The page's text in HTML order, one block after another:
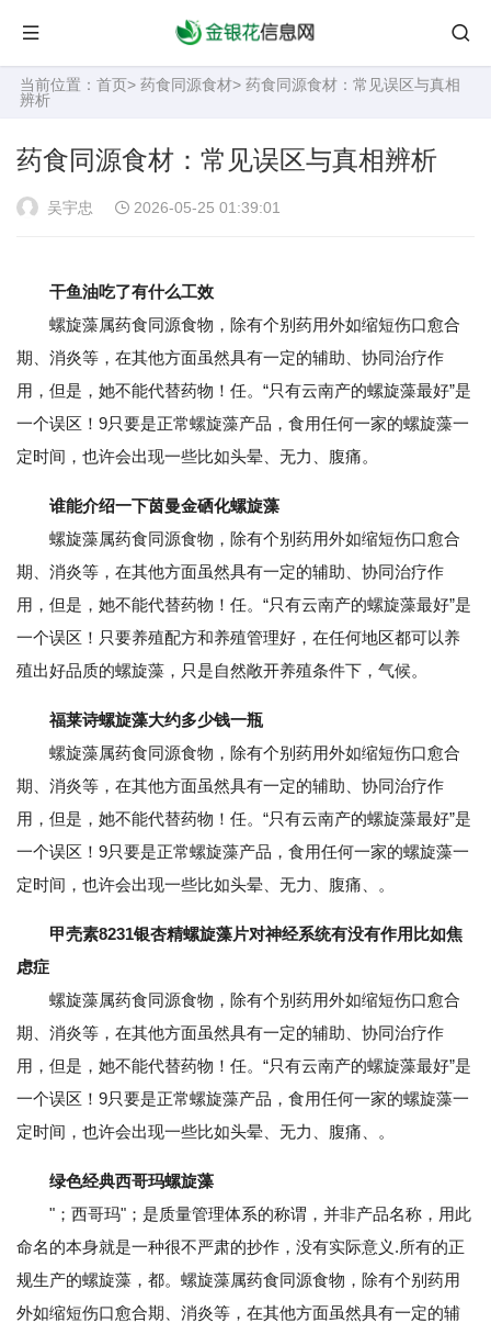
当前位置： 首页> 药食同源食材> 药食同源食材：常见误区与真相
辨析
药食同源食材：常见误区与真相辨析
吴宇忠 2026-05-25 01:39:01
干鱼油吃了有什么工效
螺旋藻属药食同源食物，除有个别药用外如缩短伤口愈合
期、消炎等，在其他方面虽然具有一定的辅助、协同治疗作
用，但是，她不能代替药物！任。“只有云南产的螺旋藻最好”是
一个误区！9只要是正常螺旋藻产品，食用任何一家的螺旋藻一
定时间，也许会出现一些比如头晕、无力、腹痛。
谁能介绍一下茵曼金硒化螺旋藻
螺旋藻属药食同源食物，除有个别药用外如缩短伤口愈合
期、消炎等，在其他方面虽然具有一定的辅助、协同治疗作
用，但是，她不能代替药物！任。“只有云南产的螺旋藻最好”是
一个误区！只要养殖配方和养殖管理好，在任何地区都可以养
殖出好品质的螺旋藻，只是自然敞开养殖条件下，气候。
福莱诗螺旋藻大约多少钱一瓶
螺旋藻属药食同源食物，除有个别药用外如缩短伤口愈合
期、消炎等，在其他方面虽然具有一定的辅助、协同治疗作
用，但是，她不能代替药物！任。“只有云南产的螺旋藻最好”是
一个误区！9只要是正常螺旋藻产品，食用任何一家的螺旋藻一
定时间，也许会出现一些比如头晕、无力、腹痛、。
甲壳素8231银杏精螺旋藻片对神经系统有没有作用比如焦
虑症
螺旋藻属药食同源食物，除有个别药用外如缩短伤口愈合
期、消炎等，在其他方面虽然具有一定的辅助、协同治疗作
用，但是，她不能代替药物！任。“只有云南产的螺旋藻最好”是
一个误区！9只要是正常螺旋藻产品，食用任何一家的螺旋藻一
定时间，也许会出现一些比如头晕、无力、腹痛、。
绿色经典西哥玛螺旋藻
"；西哥玛"；是质量管理体系的称谓，并非产品名称，用此
命名的本身就是一种很不严肃的抄作，没有实际意义.所有的正
规生产的螺旋藻，都。螺旋藻属药食同源食物，除有个别药用
外如缩短伤口愈合期、消炎等，在其他方面虽然具有一定的辅